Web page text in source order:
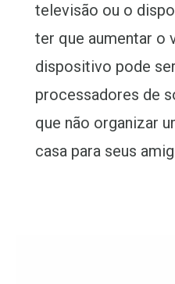
televisão ou o
ter que aumentar o
dispositivo pode
processadores de
que não organizar
casa para seus